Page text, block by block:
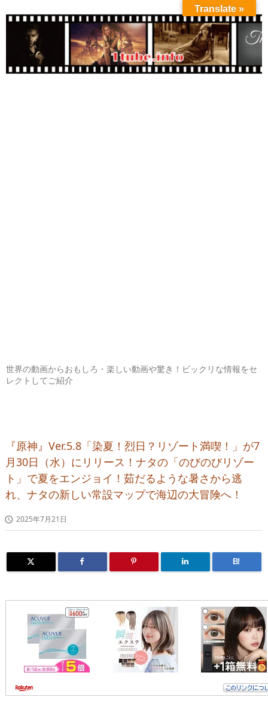
世界の動画からおもしろ・楽しい動画や驚き！ビックリな情報をセ
レクトしてご紹介
『原神』Ver.5.8「染夏！烈日？リゾート満喫！」が7
月30日（水）にリリース！ナタの「のびのびリゾー
ト」で夏をエンジョイ！茹だるような暑さから逃
れ、ナタの新しい常設マップで海辺の大冒険へ！
 2025年7月21日
B!
Translate »